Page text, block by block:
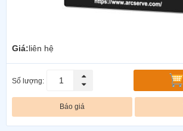
Giá:liên hệ
Số lượng:
Báo giá